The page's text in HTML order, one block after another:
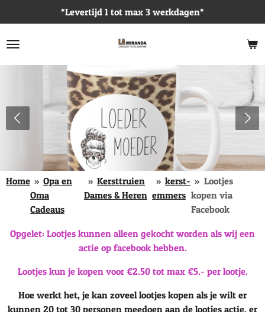
direct
naar
*Levertijd 1 tot max 3 werkdagen*
Home » Opa en
Oma
Cadeaus
» Kersttruien
Dames & Heren
» kerst-
emmers
» Lootjes
kopen via
Facebook
Opgelet: Lootjes kunnen alleen gekocht worden als wij een
actie op facebook hebben.
Lootjes kun je kopen voor €2.50 tot max €5.- per lootje.
Hoe werkt het, je kan zoveel lootjes kopen als je wilt er
kunnen 20 tot 30 personen meedoen aan de lootjes actie, er